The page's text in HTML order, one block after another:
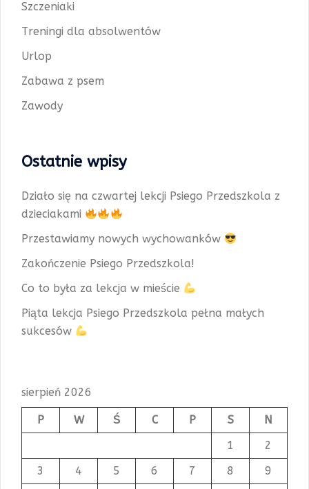
Szczeniaki
Treningi dla absolwentów
Urlop
Zabawa z psem
Zawody
Ostatnie wpisy
Działo się na czwartej lekcji Psiego Przedszkola z
dzieciakami
Przestawiamy nowych wychowanków
Zakończenie Psiego Przedszkola!
Co to była za lekcja w mieście
Piąta lekcja Psiego Przedszkola pełna małych
sukcesów
sierpień 2026
P W Ś C P S
N
1
2
3
4 5 6 7 8
9